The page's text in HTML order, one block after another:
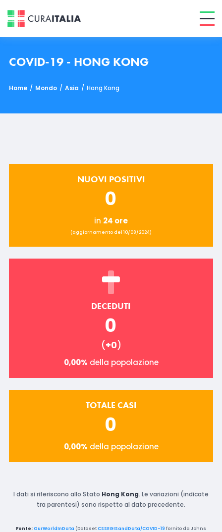
COVID-19 - HONG KONG
Home / Mondo / Asia / Hong Kong
NUOVI POSITIVI
0
in 24 ore
(aggiornamento del 10/08/2024)
DECEDUTI
0
(+0)
0,00% della popolazione
TOTALE CASI
0
0,00% della popolazione
I dati si riferiscono allo Stato Hong Kong. Le variazioni (indicate
tra parentesi) sono rispetto al dato precedente.
Fonte:OurWorldInData (DatasetCSSEGISandData/COVID-19 fornito da Johns